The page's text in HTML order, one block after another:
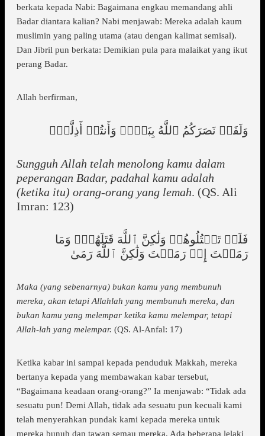
berkata kepada Nabi: Bagaimana engkau memandang ahli
Badar diantara kalian? Nabi menjawab: Mereka adalah kaum
muslimin yang paling utama (atau dengan kalimat semisal).
Dan Jibril pun berkata: Demikian pula para malaikat yang ikut
perang Badar.
Allah berfirman,
وَلَقَدۡ نَصَرَكُمُ ٱللَّهُ بِبَدۡرٖ وَأَنتُمۡ أَذِلَّةٞۖ
Sungguh Allah telah menolong kamu dalam
peperangan Badar, padahal kamu adalah
(ketika itu) orang-orang yang lemah. (QS. Ali
Imran: 123)
فَلَمۡ تَقۡتُلُوهُمۡ وَلَٰكِنَّ ٱللَّهَ قَتَلَهُمۡۚ وَمَا
رَمَيۡتَ إِذۡ رَمَيۡتَ وَلَٰكِنَّ ٱللَّهَ رَمَىٰ
Maka (yang sebenarnya) bukan kamu yang membunuh
mereka, akan tetapi Allahlah yang membunuh mereka, dan
bukan kamu yang melempar ketika kamu melempar, tetapi
Allah-lah yang melempar. (QS. Al-Anfal: 17)
Ketika kabar ini sampai kepada penduduk Makkah, mereka
bertanya kepada yang membawakan kabar tersebut,
“Bagaimana keadaan orang-orang?” Ia menjawab: “Tidak ada
sesuatu pun! Demi Allah, tidak ada sesuatu pun kecuali kami
telah menyerahkan pundak kami kepada mereka untuk
mereka bunuh dan tawan semau mereka. Ada beberapa lelaki